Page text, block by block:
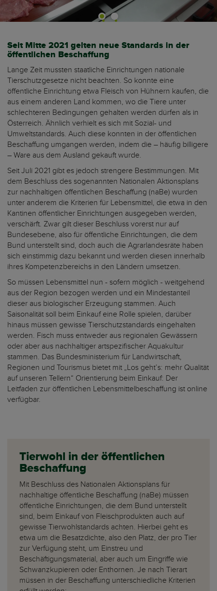
Seit Mitte 2021 gelten neue Standards in der
öffentlichen Beschaffung
Lange Zeit mussten staatliche Einrichtungen nationale
Tierschutzgesetze nicht beachten. So konnte eine
öffentliche Einrichtung etwa Fleisch von Hühnern kaufen, die
aus einem anderen Land kommen, wo die Tiere unter
schlechteren Bedingungen gehalten werden dürfen als in
Österreich. Ähnlich verhielt es sich mit Sozial- und
Umweltstandards. Auch diese konnten in der öffentlichen
Beschaffung umgangen werden, indem die – häufig billigere
– Ware aus dem Ausland gekauft wurde.
Seit Juli 2021 gibt es jedoch strengere Bestimmungen. Mit
dem Beschluss des sogenannten Nationalen Aktionsplans
zur nachhaltigen öffentlichen Beschaffung (naBe) wurden
unter anderem die Kriterien für Lebensmittel, die etwa in den
Kantinen öffentlicher Einrichtungen ausgegeben werden,
verschärft. Zwar gilt dieser Beschluss vorerst nur auf
Bundesebene, also für öffentliche Einrichtungen, die dem
Bund unterstellt sind, doch auch die Agrarlandesräte haben
sich einstimmig dazu bekannt und werden diesen innerhalb
ihres Kompetenzbereichs in den Ländern umsetzen.
So müssen Lebensmittel nun - sofern möglich - weitgehend
aus der Region bezogen werden und ein Mindestanteil
dieser aus biologischer Erzeugung stammen. Auch
Saisonalität soll beim Einkauf eine Rolle spielen, darüber
hinaus müssen gewisse Tierschutzstandards eingehalten
werden. Fisch muss entweder aus regionalen Gewässern
oder aber aus nachhaltiger artspezifischer Aquakultur
stammen. Das Bundesministerium für Landwirtschaft,
Regionen und Tourismus bietet mit „Los geht’s: mehr Qualität
auf unseren Tellern“ Orientierung beim Einkauf: Der
Leitfaden zur öffentlichen Lebensmittelbeschaffung ist online
verfügbar.
Tierwohl in der öffentlichen
Beschaffung
Mit Beschluss des Nationalen Aktionsplans für
nachhaltige öffentliche Beschaffung (naBe) müssen
öffentliche Einrichtungen, die dem Bund unterstellt
sind, beim Einkauf von Fleischprodukten auch auf
gewisse Tierwohlstandards achten. Hierbei geht es
etwa um die Besatzdichte, also den Platz, der pro Tier
zur Verfügung steht, um Einstreu und
Beschäftigungsmaterial, aber auch um Eingriffe wie
Schwanzkupieren oder Enthornen. Je nach Tierart
müssen in der Beschaffung unterschiedliche Kriterien